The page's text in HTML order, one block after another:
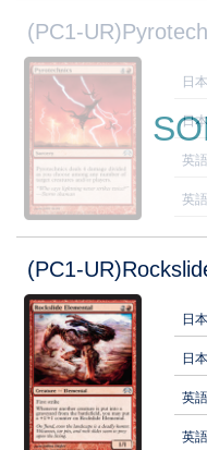
(PC1-
日
日
英
英
(PC1-
日
日
英
英